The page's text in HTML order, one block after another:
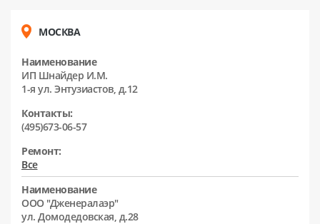
МОСКВА
Наименование
ИП Шнайдер И.М.
1-я ул. Энтузиастов, д.12
Контакты:
(495)673-06-57
Ремонт:
Все
Наименование
ООО "Дженералаэр"
ул. Домодедовская, д.28